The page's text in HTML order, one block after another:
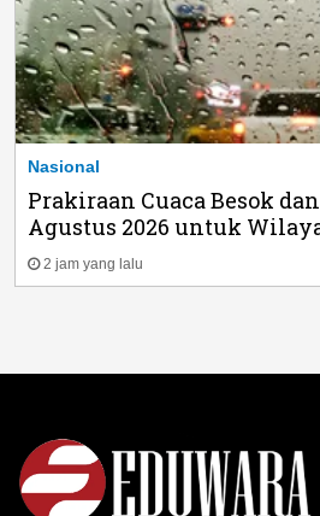
Nasional
Prakiraan Cuaca Besok
Agustus 2026 untuk
2 jam yang lalu